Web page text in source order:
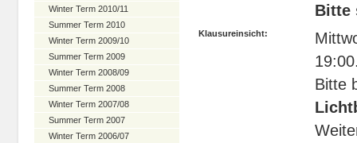
Winter Term 2010/11
Summer Term 2010
Winter Term 2009/10
Summer Term 2009
Winter Term 2008/09
Summer Term 2008
Winter Term 2007/08
Summer Term 2007
Winter Term 2006/07
Bitte
Klausureinsicht:
Bitte